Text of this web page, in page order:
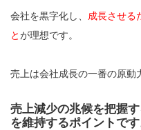
会社を黒字化し、 成長させる
とが理想です。
売上は会社成長の一番の原動
売上減少の兆候を把握
を維持するポイントです